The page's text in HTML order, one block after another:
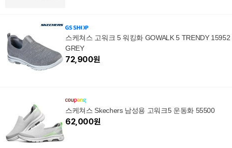
스케쳐스 고워크 5 워킹화 GOWALK 5 TRENDY 15952
GREY
72,900원
스케쳐스 Skechers 남성용 고워크5 운동화 55500
62,000원